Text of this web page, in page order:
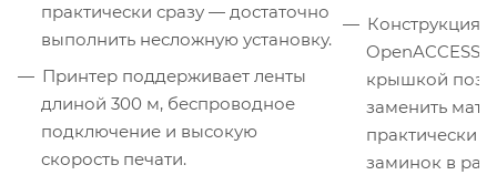
практически сразу — достаточно
выполнить несложную установку.
Принтер поддерживает ленты
длиной 300 м, беспроводное
подключение и высокую
скорость печати.
Конструкция
крышкой
заменить
практически
заминок в